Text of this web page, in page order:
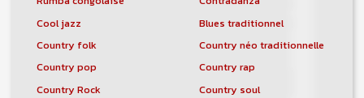
Cool jazz
Blues traditionnel
Country folk
Country néo traditionnelle
Country pop
Country rap
Country Rock
Country soul